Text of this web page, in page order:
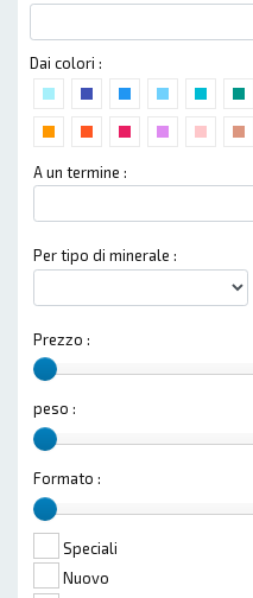
Dai colori :
A un termine :
Per tipo di minerale :
Prezzo :
peso :
Formato :
Speciali
Nuovo